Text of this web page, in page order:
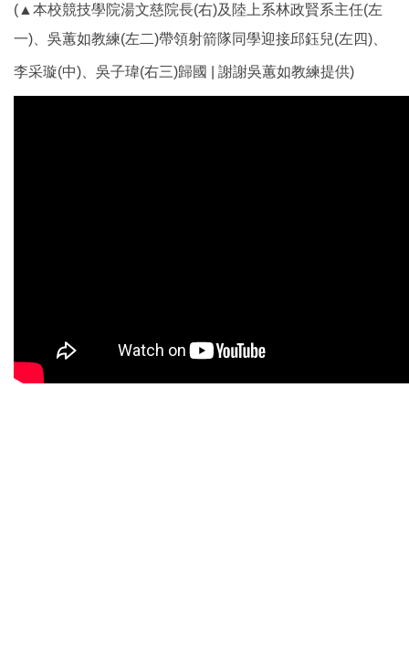
(▲本校競技學院湯文慈院長(右)及陸上系林政賢系主任(左
一)、吳蕙如教練(左二)帶領射箭隊同學迎接邱鈺兒(左四)、
李采璇(中)、吳子瑋(右三)歸國 | 謝謝吳蕙如教練提供)